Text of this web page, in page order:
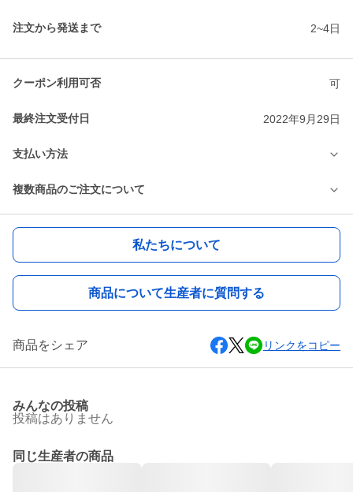
注文から発送まで 2~4日
クーポン利用可否 可
最終注文受付日 2022年9月29日
支払い方法
複数商品のご注文について
私たちについて
商品について生産者に質問する
商品をシェア リンクをコピー
みんなの投稿
投稿はありません
同じ生産者の商品